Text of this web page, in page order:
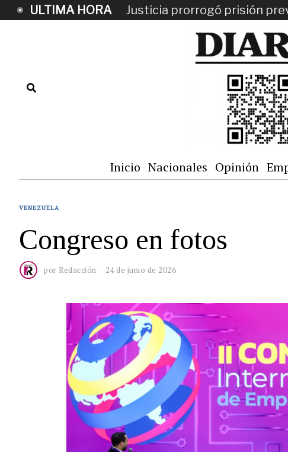
ULTIMA HORA Justicia prorrogó prisión
Inicio Nacionales Opinión
VENEZUELA
Congreso en fotos
por Redacción 24 de junio de 2026